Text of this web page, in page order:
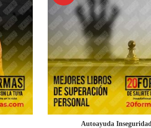
Autoayuda Inseguridad